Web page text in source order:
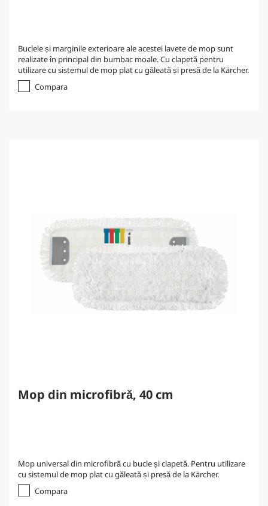
Buclele și marginile exterioare ale acestei lavete de mop sunt
realizate în principal din bumbac moale. Cu clapetă pentru
utilizare cu sistemul de mop plat cu găleată și presă de la Kärcher.
Compara
Mop din microfibră, 40 cm
Mop universal din microfibră cu bucle și clapetă. Pentru utilizare
cu sistemul de mop plat cu găleată și presă de la Kärcher.
Compara